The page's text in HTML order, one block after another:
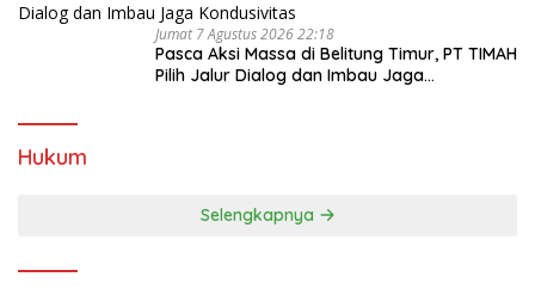
Jumat 7 Agustus 2026 22:18
Pasca Aksi Massa di Belitung Timur, PT TIMAH
Pilih Jalur Dialog dan Imbau Jaga
Hukum
Selengkapnya